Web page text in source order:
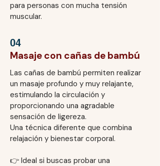
para personas con mucha tensión
muscular.
04
Masaje con cañas de bambú
Las cañas de bambú permiten realizar
un masaje profundo y muy relajante,
estimulando la circulación y
proporcionando una agradable
sensación de ligereza.
Una técnica diferente que combina
relajación y bienestar corporal.
👉 Ideal si buscas probar una